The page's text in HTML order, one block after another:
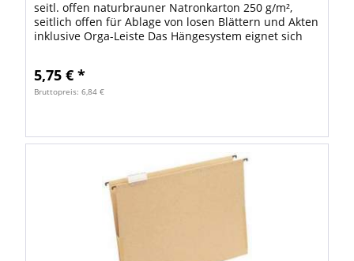
seitl. offen naturbrauner Natronkarton 250 g/m²,
seitlich offen für Ablage von losen Blättern und Akten
inklusive Orga-Leiste Das Hängesystem eignet sich
5,75 € *
Bruttopreis: 6,84 €